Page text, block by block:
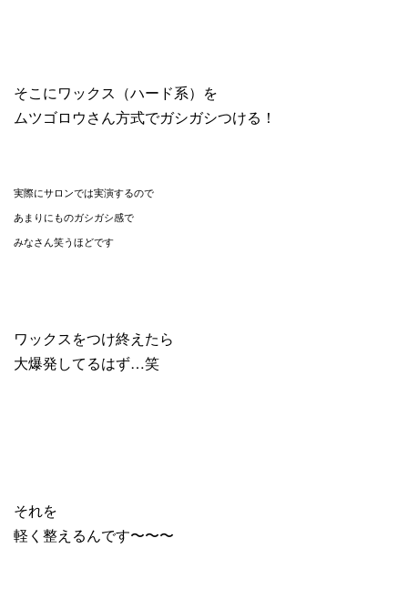
そこにワックス（ハード系）を
ムツゴロウさん方式でガシガシつける！
実際にサロンでは実演するので
あまりにものガシガシ感で
みなさん笑うほどです
ワックスをつけ終えたら
大爆発してるはず…笑
それを
軽く整えるんです〜〜〜